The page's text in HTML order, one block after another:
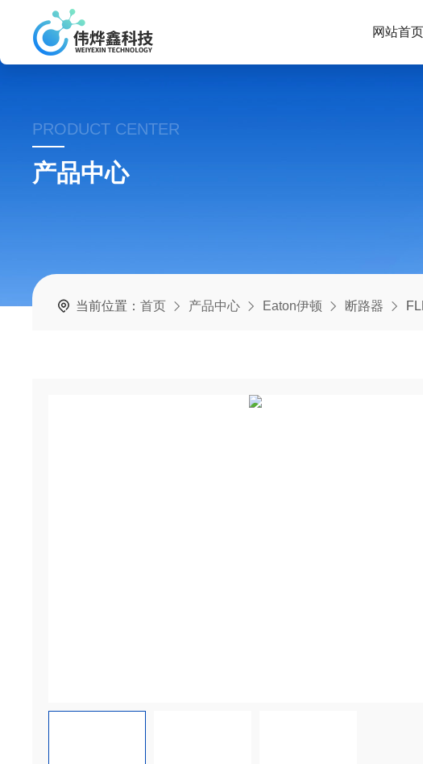
网站首页
PRODUCT CENTER
产品中心
当前位置：首页 产品中心 Eaton伊顿 断路器